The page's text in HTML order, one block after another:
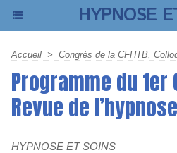
HYPNOSE
Accueil > Congrès de la CFHTB,
Programme du 1er
Revue de
HYPNOSE ET SOINS